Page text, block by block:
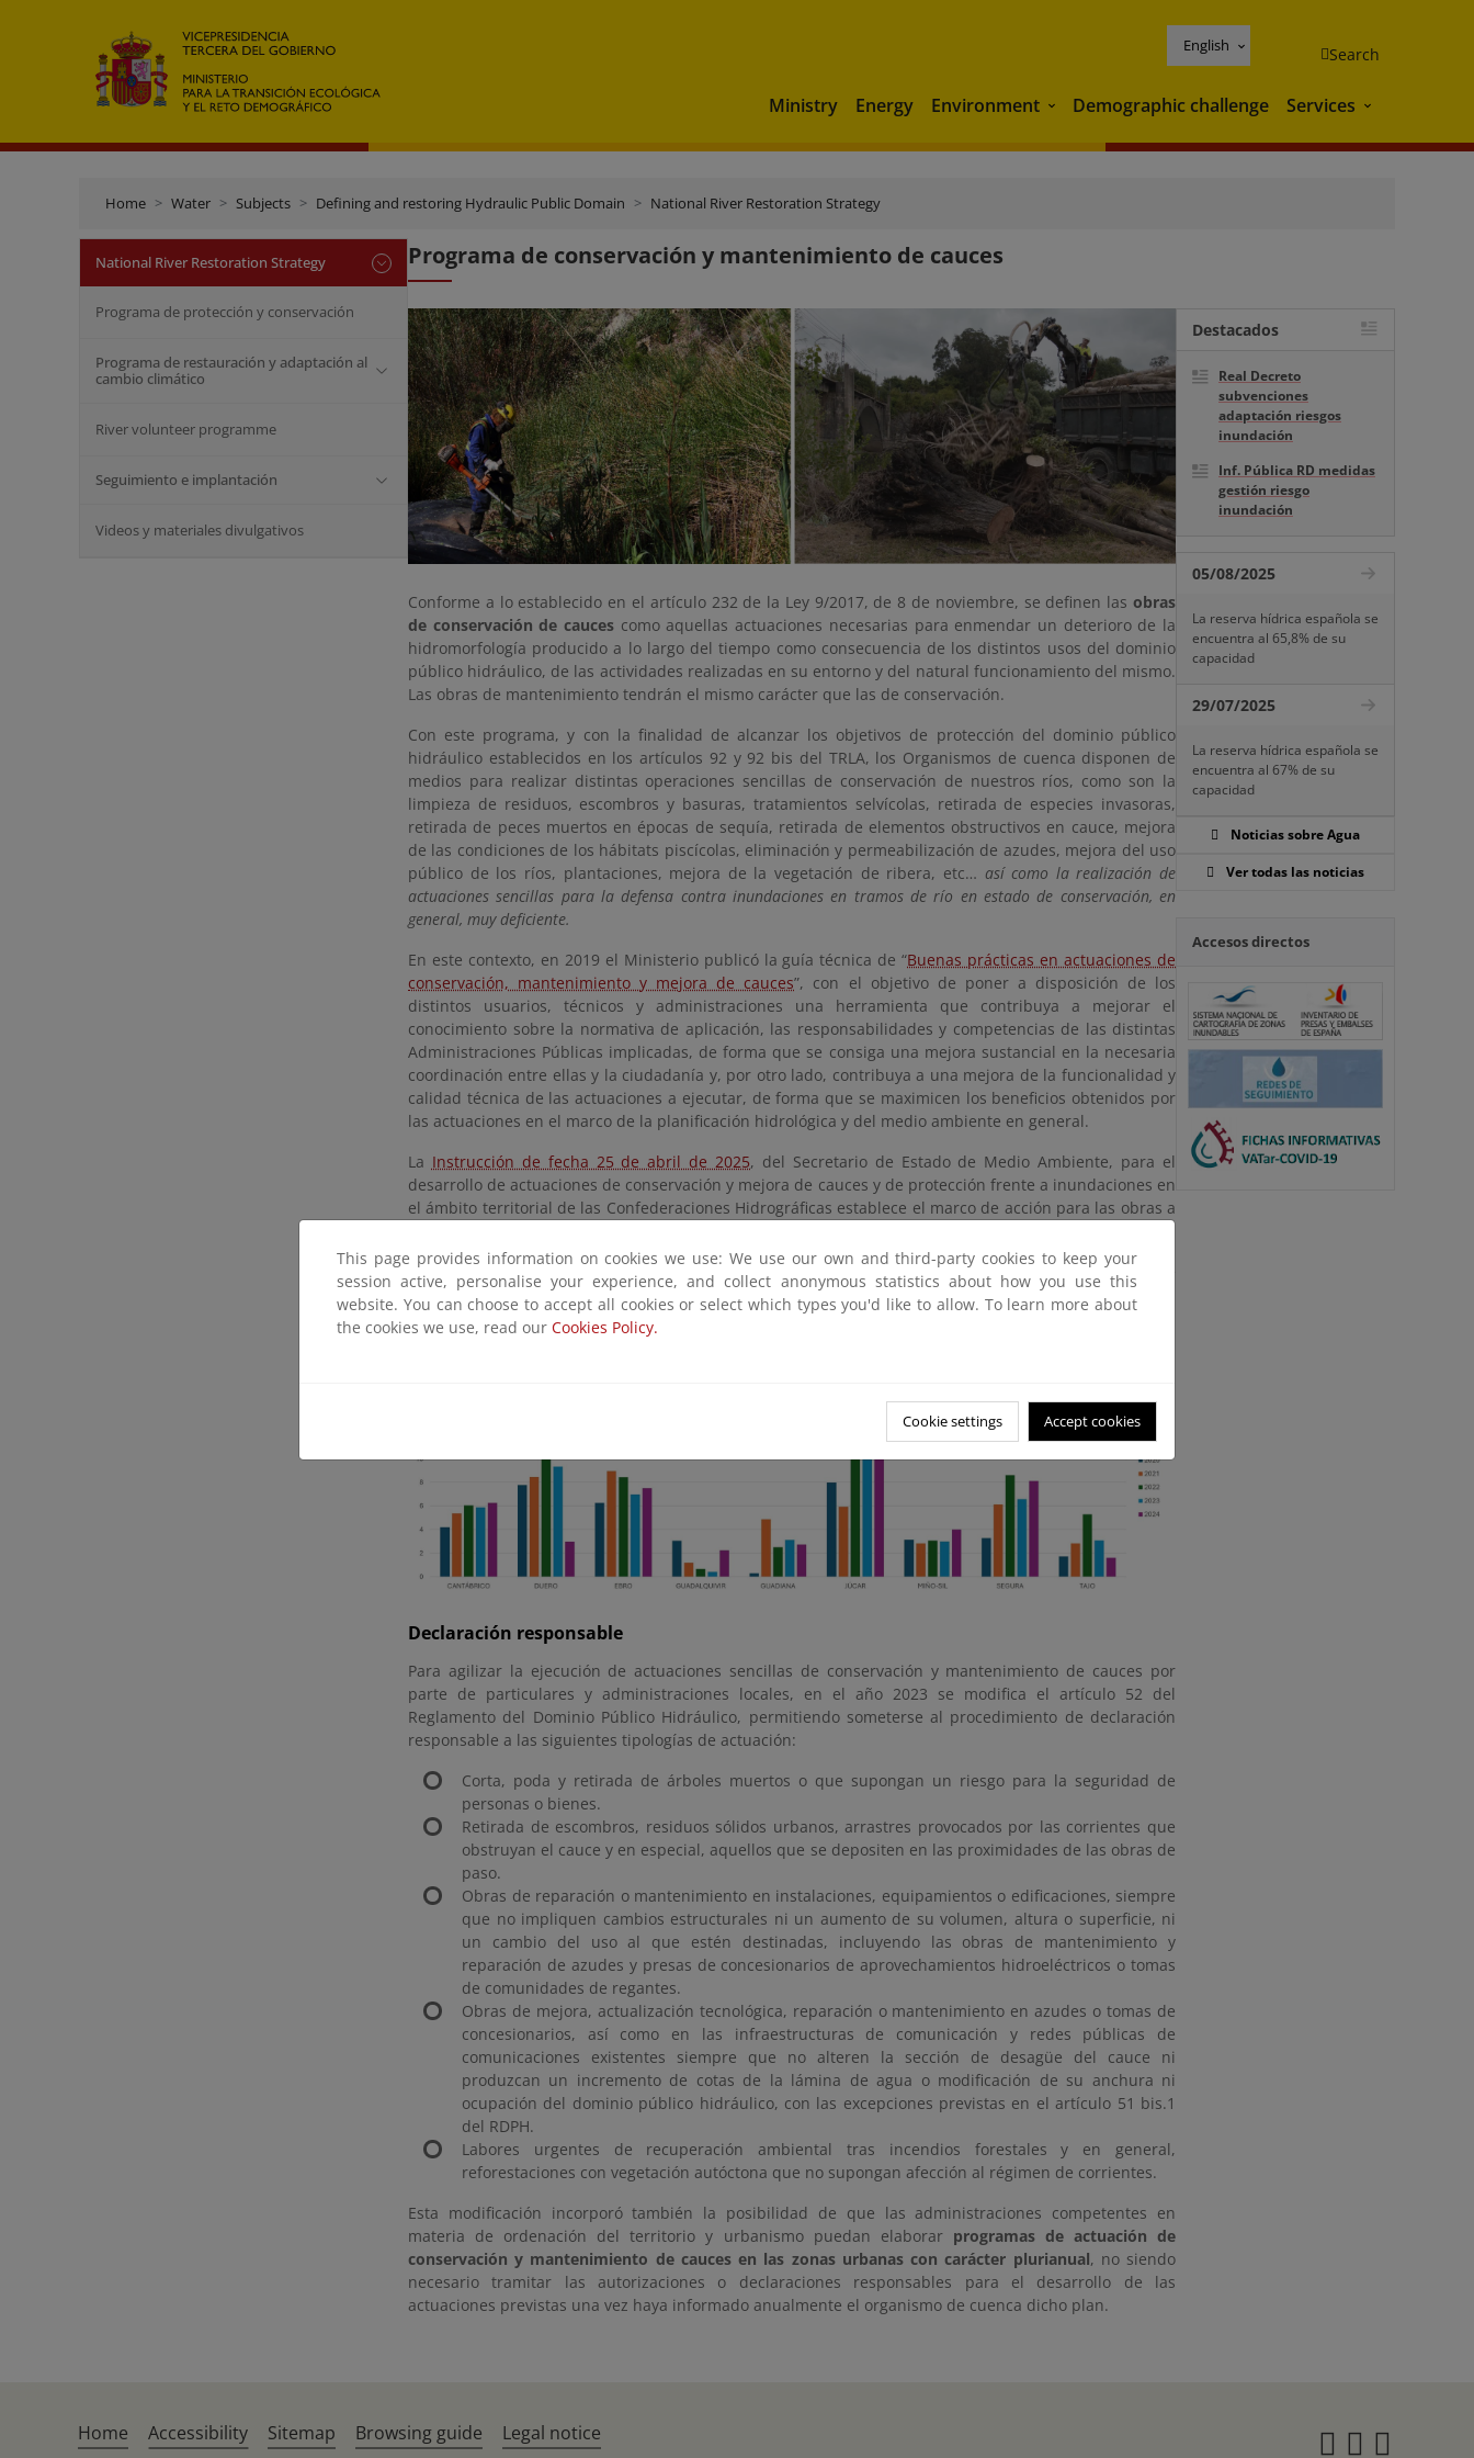
English Search
Ministry Energy Environment Environment
Demographic challenge Services Services
Home Water Subjects Defining and restoring Hydraulic Public Domain National River Restoration Strategy
National River Restoration Strategy
Programa de protección y conservación
Programa de restauración y adaptación al
cambio climático
River volunteer programme
Seguimiento e implantación
Videos y materiales divulgativos
Programa de conservación y mantenimiento de cauces
Conforme a lo establecido en el artículo 232 de la Ley 9/2017, de 8 de noviembre, se definen las obras
de conservación de cauces como aquellas actuaciones necesarias para enmendar un deterioro de la
hidromorfología producido a lo largo del tiempo como consecuencia de los distintos usos del dominio
público hidráulico, de las actividades realizadas en su entorno y del natural funcionamiento del mismo.
Las obras de mantenimiento tendrán el mismo carácter que las de conservación.
Con este programa, y con la finalidad de alcanzar los objetivos de protección del dominio público
hidráulico establecidos en los artículos 92 y 92 bis del TRLA, los Organismos de cuenca disponen de
medios para realizar distintas operaciones sencillas de conservación de nuestros ríos, como son la
limpieza de residuos, escombros y basuras, tratamientos selvícolas, retirada de especies invasoras,
retirada de peces muertos en épocas de sequía, retirada de elementos obstructivos en cauce, mejora
de las condiciones de los hábitats piscícolas, eliminación y permeabilización de azudes, mejora del uso
público de los ríos, plantaciones, mejora de la vegetación de ribera, etc… así como la realización de
actuaciones sencillas para la defensa contra inundaciones en tramos de río en estado de conservación, en
general, muy deficiente.
En este contexto, en 2019 el Ministerio publicó la guía técnica de “Buenas prácticas en actuaciones de
conservación, mantenimiento y mejora de cauces”, con el objetivo de poner a disposición de los
distintos usuarios, técnicos y administraciones una herramienta que contribuya a mejorar el
conocimiento sobre la normativa de aplicación, las responsabilidades y competencias de las distintas
Administraciones Públicas implicadas, de forma que se consiga una mejora sustancial en la necesaria
coordinación entre ellas y la ciudadanía y, por otro lado, contribuya a una mejora de la funcionalidad y
calidad técnica de las actuaciones a ejecutar, de forma que se maximicen los beneficios obtenidos por
las actuaciones en el marco de la planificación hidrológica y del medio ambiente en general.
La Instrucción de fecha 25 de abril de 2025, del Secretario de Estado de Medio Ambiente, para el
desarrollo de actuaciones de conservación y mejora de cauces y de protección frente a inundaciones en
el ámbito territorial de las Confederaciones Hidrográficas establece el marco de acción para las obras a
El resumen del estado actual de los trabajos de conservación y mantenimiento de cauces puede
consultarse en el siguiente gráfico y más en detalle, enlos informes de seguimiento de los PGRIs.
Declaración responsable
Para agilizar la ejecución de actuaciones sencillas de conservación y mantenimiento de cauces por
parte de particulares y administraciones locales, en el año 2023 se modifica el artículo 52 del
Reglamento del Dominio Público Hidráulico, permitiendo someterse al procedimiento de declaración
responsable a las siguientes tipologías de actuación:
Corta, poda y retirada de árboles muertos o que supongan un riesgo para la seguridad de
personas o bienes.
Retirada de escombros, residuos sólidos urbanos, arrastres provocados por las corrientes que
obstruyan el cauce y en especial, aquellos que se depositen en las proximidades de las obras de
paso.
Obras de reparación o mantenimiento en instalaciones, equipamientos o edificaciones, siempre
que no impliquen cambios estructurales ni un aumento de su volumen, altura o superficie, ni
un cambio del uso al que estén destinadas, incluyendo las obras de mantenimiento y
reparación de azudes y presas de concesionarios de aprovechamientos hidroeléctricos o tomas
de comunidades de regantes.
Obras de mejora, actualización tecnológica, reparación o mantenimiento en azudes o tomas de
concesionarios, así como en las infraestructuras de comunicación y redes públicas de
comunicaciones existentes siempre que no alteren la sección de desagüe del cauce ni
produzcan un incremento de cotas de la lámina de agua o modificación de su anchura ni
ocupación del dominio público hidráulico, con las excepciones previstas en el artículo 51 bis.1
del RDPH.
Labores urgentes de recuperación ambiental tras incendios forestales y en general,
reforestaciones con vegetación autóctona que no supongan afección al régimen de corrientes.
Esta modificación incorporó también la posibilidad de que las administraciones competentes en
materia de ordenación del territorio y urbanismo puedan elaborar programas de actuación de
conservación y mantenimiento de cauces en las zonas urbanas con carácter plurianual, no siendo
necesario tramitar las autorizaciones o declaraciones responsables para el desarrollo de las
actuaciones previstas una vez haya informado anualmente el organismo de cuenca dicho plan.
Destacados
Real Decreto
subvenciones
adaptación riesgos
inundación
Inf. Pública RD medidas
gestión riesgo
inundación
05/08/2025
La reserva hídrica española se
encuentra al 65,8% de su
capacidad
29/07/2025
La reserva hídrica española se
encuentra al 67% de su
capacidad
Noticias sobre Agua
Ver todas las noticias
Accesos directos
This page provides information on cookies we use: We use our own and third-party cookies to keep your
session active, personalise your experience, and collect anonymous statistics about how you use this
website. You can choose to accept all cookies or select which types you'd like to allow. To learn more about
the cookies we use, read our Cookies Policy.
Cookie settings Accept cookies
Home Accessibility Sitemap Browsing guide Legal notice Twitter